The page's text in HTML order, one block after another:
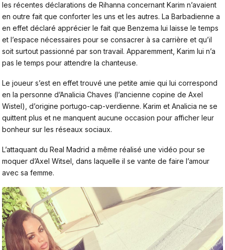
les récentes déclarations de Rihanna concernant Karim n’avaient
en outre fait que conforter les uns et les autres. La Barbadienne a
en effet déclaré apprécier le fait que Benzema lui laisse le temps
et l’espace nécessaires pour se consacrer à sa carrière et qu’il
soit surtout passionné par son travail. Apparemment, Karim lui n’a
pas le temps pour attendre la chanteuse.
Le joueur s’est en effet trouvé une petite amie qui lui correspond
en la personne d’Analicia Chaves (l’ancienne copine de Axel
Wistel), d’origine portugo-cap-verdienne. Karim et Analicia ne se
quittent plus et ne manquent aucune occasion pour afficher leur
bonheur sur les réseaux sociaux.
L’attaquant du Real Madrid a même réalisé une vidéo pour se
moquer d’Axel Witsel, dans laquelle il se vante de faire l’amour
avec sa femme.